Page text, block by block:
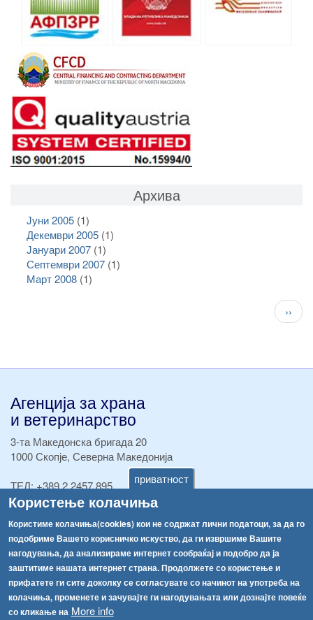
приватност
Користење колачиња
Користиме колачиња(cookies) кои не содржат лични податоци, за да го
подобриме Вашето корисничко искуство, да ги извршиме Вашите
нагодувања, да анализираме интернет сообраќај и подобро да ја
заштитиме нашата интернет страна. Продолжете со користење и
прифатете ги сите доколку се согласувате со начинот на употреба на
колачиња, променете и зачувајте ги нагодувањата или дознајте повеќе
со кликање на More info
Архива
Јуни 2005(1)
Декември 2005(1)
Јануари 2007(1)
Септември 2007(1)
Март 2008(1)
››
Агенција за храна
и ветеринарство
3-та Македонска бригада 20
1000 Скопје, Северна Македонија
ТЕЛ:+389 2 2457 895
ТЕЛ:+389 2 2457 873
Факс:
Факс:+389 2 2457 871
info@fva.gov.mk
[АХВ-претходна страна]
Соопштенија
Република Бугарија ги засили официјалните контроли при увоз на свежо овошје и зеленчук
Навигација